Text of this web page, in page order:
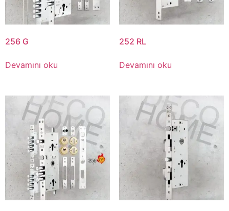
256 G
Devamını oku
252 RL
Devamını oku